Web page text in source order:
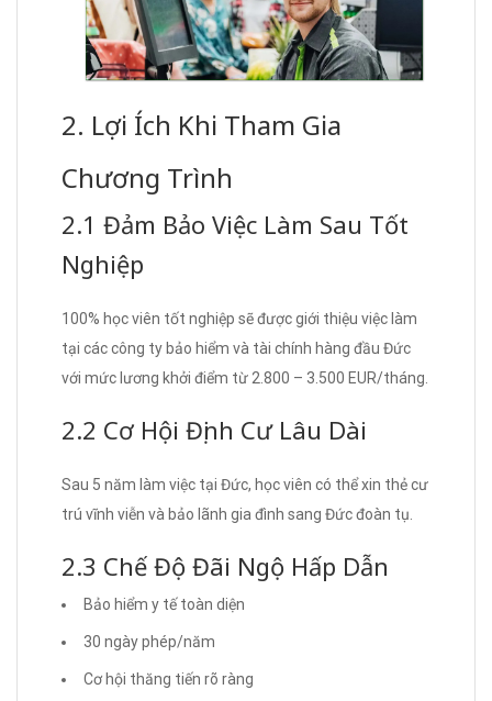
2. Lợi Ích Khi Tham Gia
Chương Trình
2.1 Đảm Bảo Việc Làm Sau Tốt
Nghiệp
100% học viên tốt nghiệp sẽ được giới thiệu việc làm
tại các công ty bảo hiểm và tài chính hàng đầu Đức
với mức lương khởi điểm từ 2.800 – 3.500 EUR/tháng.
2.2 Cơ Hội Định Cư Lâu Dài
Sau 5 năm làm việc tại Đức, học viên có thể xin thẻ cư
trú vĩnh viễn và bảo lãnh gia đình sang Đức đoàn tụ.
2.3 Chế Độ Đãi Ngộ Hấp Dẫn
Bảo hiểm y tế toàn diện
30 ngày phép/năm
Cơ hội thăng tiến rõ ràng